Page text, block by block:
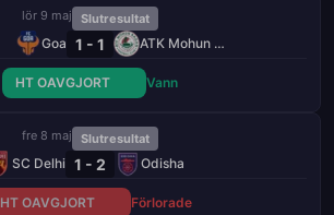
lör 9 maj Slutresultat
Goa 1 - 1 ATK Mohun Bagan
HT OAVGJORT Vann
fre 8 maj Slutresultat
SC Delhi 1 - 2 Odisha
HT OAVGJORT Förlorade